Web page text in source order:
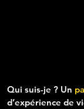
Qui suis-je ? Un
d’expérience de